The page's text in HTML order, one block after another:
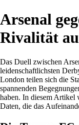
Arsenal
Rivalität
Das Duell zwischen
leidenschaftlichsten
London teilen sich die
spannenden
haben. In diesem Artikel
Daten, die das